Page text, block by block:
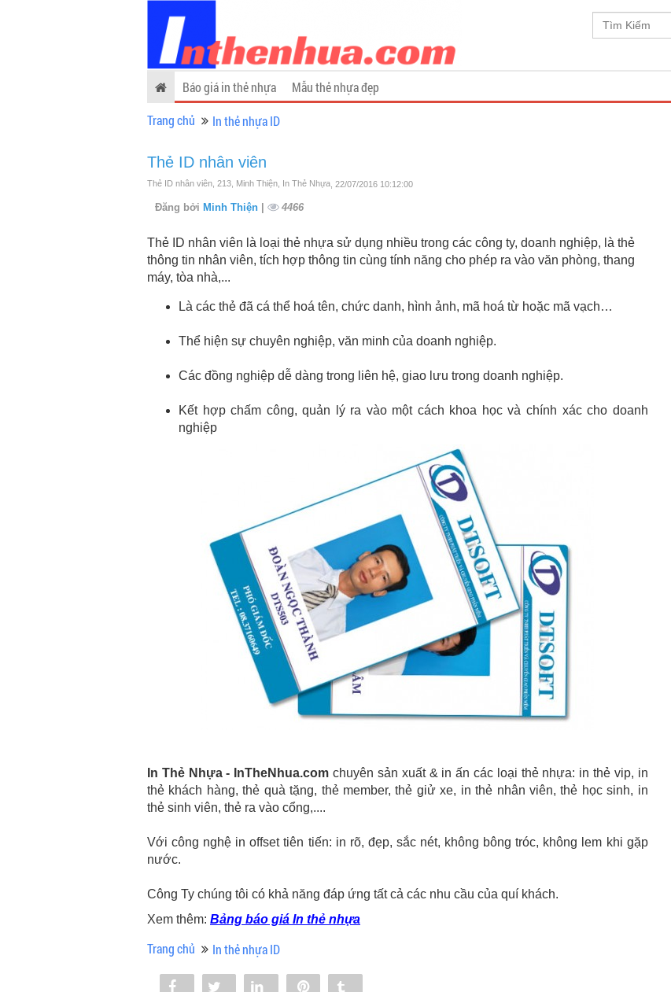
Báo giá in thẻ nhựa Mẫu thẻ nhựa đẹp
Trang chủ
In thẻ nhựa ID
Thẻ ID nhân viên
Thẻ ID nhân viên, 213, Minh Thiện, In Thẻ Nhựa , 22/07/2016 10:12:00
Đăng bởi Minh Thiện | 4466
Thẻ ID nhân viên là loại thẻ nhựa sử dụng nhiều trong các công ty, doanh nghiệp, là thẻ
thông tin nhân viên, tích hợp thông tin cùng tính năng cho phép ra vào văn phòng, thang
máy, tòa nhà,...
Là các thẻ đã cá thể hoá tên, chức danh, hình ảnh, mã hoá từ hoặc mã vạch…
Thể hiện sự chuyên nghiệp, văn minh của doanh nghiệp.
Các đồng nghiệp dễ dàng trong liên hệ, giao lưu trong doanh nghiệp.
Kết hợp chấm công, quản lý ra vào một cách khoa học và chính xác cho doanh
nghiệp
In Thẻ Nhựa - InTheNhua.com chuyên sản xuất & in ấn các loại thẻ nhựa: in thẻ vip, in
thẻ khách hàng, thẻ quà tặng, thẻ member, thẻ giử xe, in thẻ nhân viên, thẻ học sinh, in
thẻ sinh viên, thẻ ra vào cổng,....
Với công nghệ in offset tiên tiến: in rõ, đẹp, sắc nét, không bông tróc, không lem khi gặp
nước.
Công Ty chúng tôi có khả năng đáp ứng tất cả các nhu cầu của quí khách.
Xem thêm: Bảng báo giá In thẻ nhựa
Trang chủ In thẻ nhựa ID
Share Tweet Share